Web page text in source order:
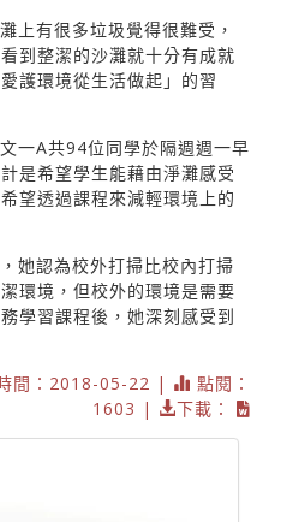
上有很多垃圾覺得很難受，
到整潔的沙灘就十分有成就
護環境從生活做起」的習
一A共94位同學於隔週週一早
是希望學生能藉由淨灘感受
望透過課程來減輕環境上的
她認為校外打掃比校內打掃
環境，但校外的環境是需要
學習課程後，她深刻感受到
間：2018-05-22 |
點閱：
1603 |
下載：